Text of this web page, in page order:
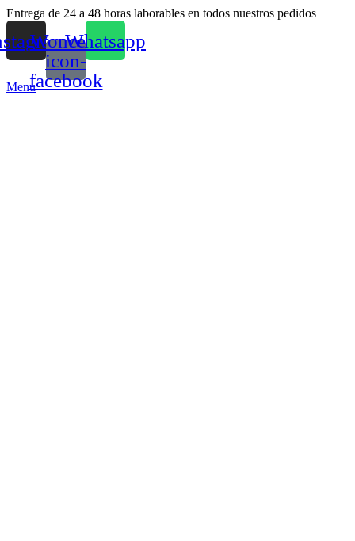
Entrega de 24 a 48 horas laborables en todos nuestros pedidos
Woncep-
icon-
facebook
Whatsapp
Menu